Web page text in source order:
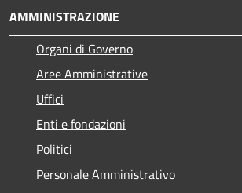
AMMINISTRAZIONE
Organi di Governo
Aree Amministrative
Uffici
Enti e fondazioni
Politici
Personale Amministrativo